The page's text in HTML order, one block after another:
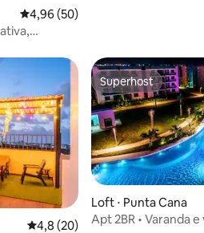
4,96 de uma avaliação média de
4,96 (50)
4,8 de uma avaliação média de
4,8 (20)
Superhost
Superhost
Loft ⋅ Punta Cana
Apt 2BR • Varanda